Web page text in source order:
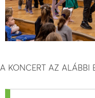
A KONCERT AZ ALÁBBI